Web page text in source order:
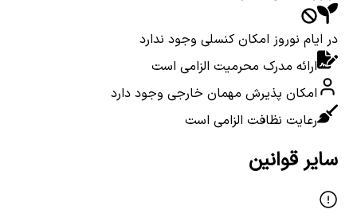
در ایام نوروز امکان کنسلی وجود ندارد
ارائه مدرک محرمیت الزامی است
امکان پذیرش مهمان خارجی وجود دارد
رعایت نظافت الزامی است
سایر قوانین